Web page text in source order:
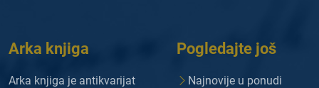
Arka knjiga
Arka knjiga je antikvarijat
Pogledajte još
Najnovije u ponudi